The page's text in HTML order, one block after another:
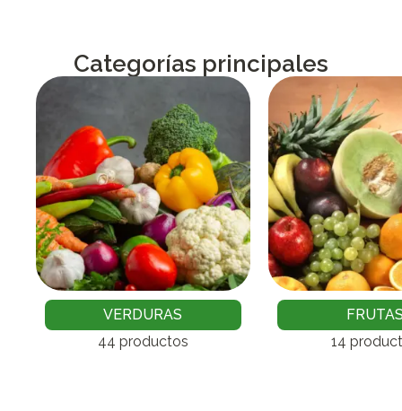
Categorías principales
VERDURAS
44 productos
14